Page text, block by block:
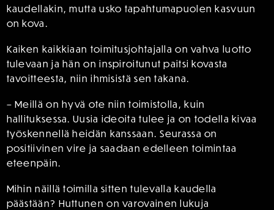
kaudellakin, mutta usko tapahtumapuolen kasvuun
on kova.
Kaiken kaikkiaan toimitusjohtajalla on vahva luotto
tulevaan ja hän on inspiroitunut paitsi kovasta
tavoitteesta, niin ihmisistä sen takana.
– Meillä on hyvä ote niin toimistolla, kuin
hallituksessa. Uusia ideoita tulee ja on todella kivaa
työskennellä heidän kanssaan. Seurassa on
positiivinen vire ja saadaan edelleen toimintaa
eteenpäin.
Mihin näillä toimilla sitten tulevalla kaudella
päästään? Huttunen on varovainen lukuja